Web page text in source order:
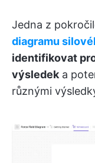
Jedna z
diagramu
identifikovat
výsledek a
různými